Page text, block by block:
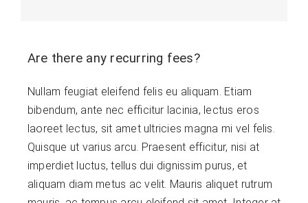
Are there any recurring fees?
Nullam feugiat eleifend felis eu aliquam. Etiam
bibendum, ante nec efficitur lacinia, lectus eros
laoreet lectus, sit amet ultricies magna mi vel felis.
Quisque ut varius arcu. Praesent efficitur, nisi at
imperdiet luctus, tellus dui dignissim purus, et
aliquam diam metus ac velit. Mauris aliquet rutrum